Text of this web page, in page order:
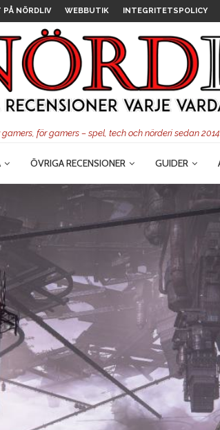
PÅ NÖRDLIV WEBBUTIK INTEGRITETSPOLICY
gamers, för gamers – spel, tech och nörderi sedan 2014.
ÖVRIGA RECENSIONER GUIDER